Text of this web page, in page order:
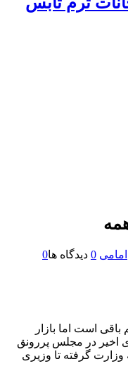
امامی 0 دیدگاه ها0
است اما بازار
اخیر در مجلس پررونق
گرفته تا وزیری